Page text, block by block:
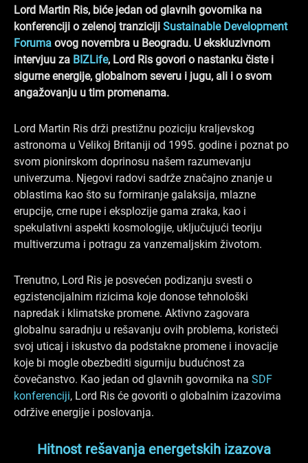
o
o
k
d
i
n
g
r
a
m
Lord Martin Ris, biće jedan od glavnih govornika na
konferenciji o zelenoj tranzicijiSustainable Development
Forumaovog novembra u Beogradu. U ekskluzivnom
intervjuu za BIZLife, Lord Ris govori o nastanku čiste i
sigurne energije, globalnom severu i jugu, ali i o svom
angažovanju u tim promenama.
Lord Martin Ris drži prestižnu poziciju kraljevskog
astronoma u Velikoj Britaniji od 1995. godine i poznat po
svom pionirskom doprinosu našem razumevanju
univerzuma. Njegovi radovi sadrže značajno znanje u
oblastima kao što su formiranje galaksija, mlazne
erupcije, crne rupe i eksplozije gama zraka, kao i
spekulativni aspekti kosmologije, uključujući teoriju
multiverzuma i potragu za vanzemaljskim životom.
Trenutno, Lord Ris je posvećen podizanju svesti o
egzistencijalnim rizicima koje donose tehnološki
napredak i klimatske promene. Aktivno zagovara
globalnu saradnju u rešavanju ovih problema, koristeći
svoj uticaj i iskustvo da podstakne promene i inovacije
koje bi mogle obezbediti sigurniju budućnost za
čovečanstvo. Kao jedan od glavnih govornika na SDF
konferenciji, Lord Ris će govoriti o globalnim izazovima
održive energije i poslovanja.
Hitnost rešavanja energetskih izazova